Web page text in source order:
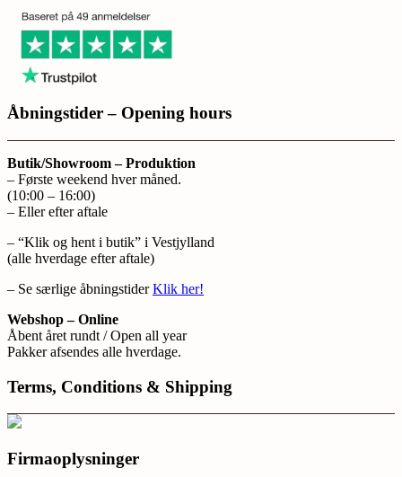
Åbningstider – Opening hours
Butik/Showroom – Produktion
– Første weekend hver måned.
(10:00 – 16:00)
– Eller efter aftale
– “Klik og hent i butik” i Vestjylland
(alle hverdage efter aftale)
– Se særlige åbningstiderKlik her!
Webshop – Online
Åbent året rundt / Open all year
Pakker afsendes alle hverdage.
Terms, Conditions & Shipping
Firmaoplysninger